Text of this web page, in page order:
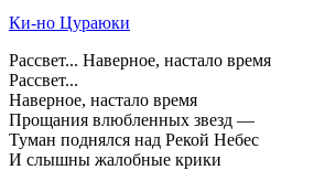
Ки-но Цураюки
Рассвет... Наверное, настало время
Рассвет...
Наверное, настало время
Прощания влюбленных звезд —
Туман поднялся над Рекой Небес
И слышны жалобные крики